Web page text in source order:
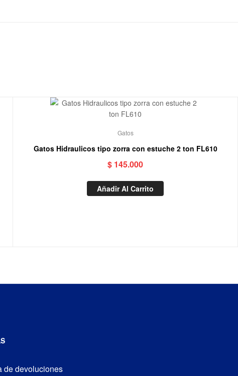
Gatos
Gatos Hidraulicos tipo zorra con estuche 2 ton FL610
$ 145.000
Añadir Al Carrito
de devoluciones